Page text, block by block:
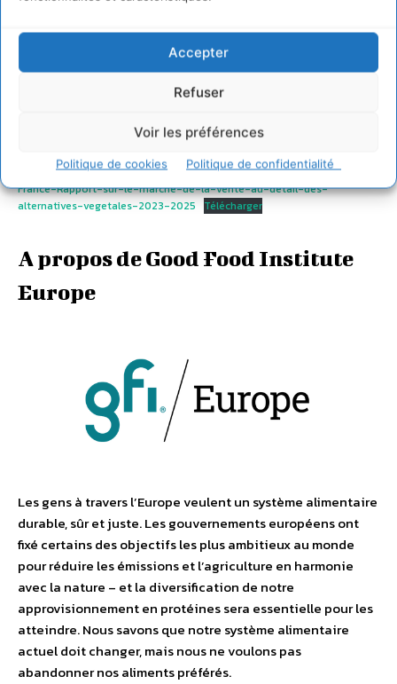
Accepter
Refuser
Voir les préférences
Politique de cookies Politique de confidentialité
France : Rapport sur le marche de
végétales 2023-2025
France-Rapport-sur-le-marche-de-la-vente-au-detail-des-
alternatives-vegetales-2023-2025
Télécharger
A propos de Good Food Institute
Europe
Les gens à travers l’Europe veulent un système alimentaire
durable, sûr et juste. Les gouvernements européens ont
fixé certains des objectifs les plus ambitieux au monde
pour réduire les émissions et l’agriculture en harmonie
avec la nature – et la diversification de notre
approvisionnement en protéines sera essentielle pour les
atteindre. Nous savons que notre système alimentaire
actuel doit changer, mais nous ne voulons pas
abandonner nos aliments préférés.